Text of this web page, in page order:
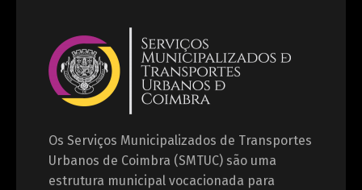
Os Serviços Municipalizados de Transportes
Urbanos de Coimbra (SMTUC) são uma
estrutura municipal vocacionada para